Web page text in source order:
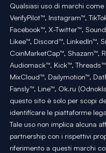
Qualsiasi uso di marchi
VerifyPilot™, Instagram™,
Facebook™, X-Twitter™,
Likee™, Discord™, LinkedIn™,
CoinMarketCap™, Shazam™,
Audiomack™, Kick™,
MixCloud™, Dailymotion™,
Fansly™, Line™, Ok.ru
questo sito è solo per scopi
identificare le piattaforme
Tale uso non implica alcuna
partnership con i rispettivi
riferimento a questi marchi